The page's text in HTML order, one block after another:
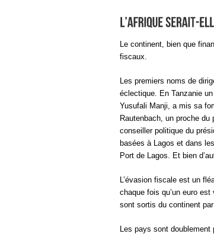
Le continent, bien que
fiscaux.
Les premiers noms de
éclectique. En Tanzanie
Yusufali Manji, a mis sa
Rautenbach, un proche
conseiller politique du
basées à Lagos et dans
Port de Lagos. Et bien
L’évasion fiscale est un
chaque fois qu’un euro
sont sortis du continent
Les pays sont